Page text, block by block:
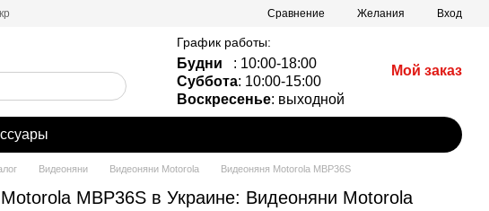
Сравнение Желания Вход
График работы:
Будни
: 10:00-18:00
Суббота: 10:00-15:00
Воскресенье: выходной
Мой заказ
Видеоняни Видеоняни Motorola Видеоняня Motorola MBP36S
MBP36S в Украине: Видеоняни Motorola